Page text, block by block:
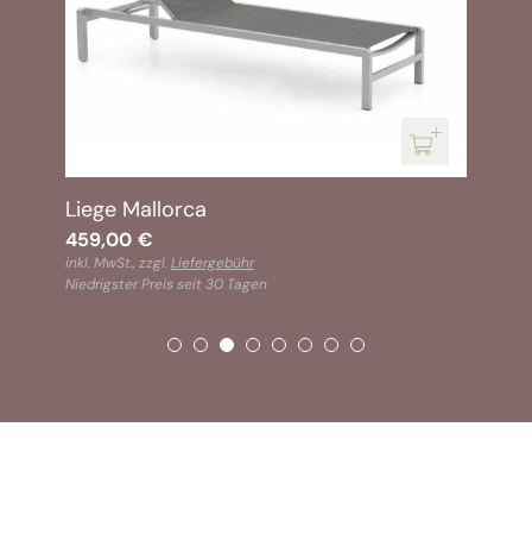
Liege Mallorca
459,00 €
inkl. MwSt., zzgl.Liefergebühr
Niedrigster Preis seit 30 Tagen